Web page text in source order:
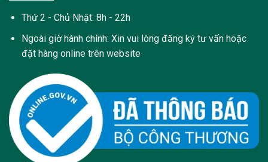
Thứ 2 - Chủ Nhật: 8h - 22h
Ngoài giờ hành chính: Xin vui lòng đăng ký tư vấn hoặc
đặt hàng online trên website